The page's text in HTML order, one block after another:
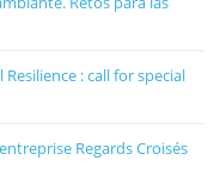
: call for special
Regards Croisés